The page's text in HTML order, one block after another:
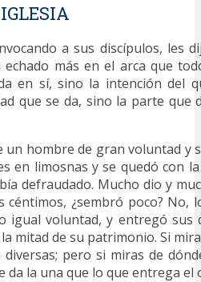
a sus discípulos, les
más en el arca que
en sí, sino la intención del
que se da, sino la parte que
un hombre de gran voluntad y
en limosnas y se quedó con
defraudado. Mucho dio y
céntimos, ¿sembró poco? No,
igual voluntad, y entregó sus
mitad de su patrimonio. Si
pero si miras de
da la una que lo que entrega el